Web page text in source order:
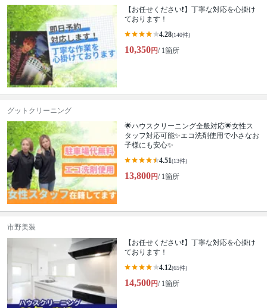
【お任せください❗️】丁寧な対応を心掛け
ております！
4.28(140件)
10,350円/ 1箇所
グットクリーニング
🌟ハウスクリーニング全般対応🌟女性ス
タッフ対応可能✨エコ洗剤使用で小さなお
子様にも安心✨
4.51(13件)
13,800円/ 1箇所
市野美装
【お任せください❗️】丁寧な対応を心掛け
ております！
4.12(65件)
14,500円/ 1箇所